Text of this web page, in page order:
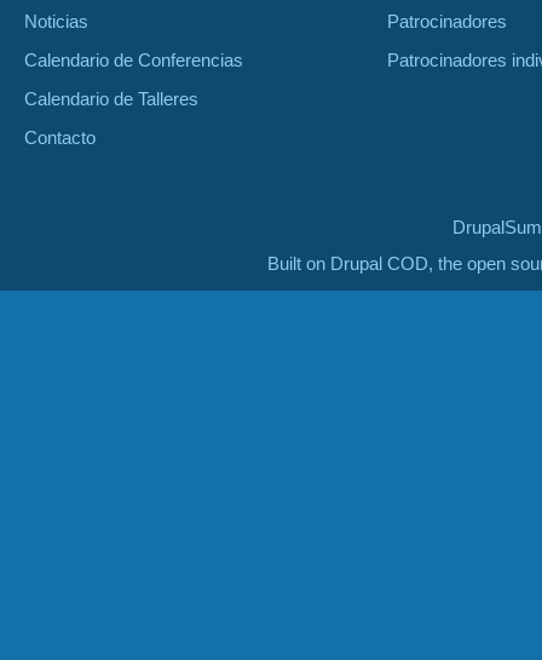
Noticias
Calendario de Conferencias
Calendario de Talleres
Contacto
Patrocinadores
Patrocinadores
Built on Drupal COD, the open